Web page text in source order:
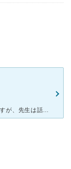
花粉症で毎年受診しています。 待合室は古いですが、先生は話をしっかり聞いてくれます。 どうですか？と優しく聞いて下さいます。 地元の方がよく来られている様に感じますが、座る場所が無いぐらい混雑し